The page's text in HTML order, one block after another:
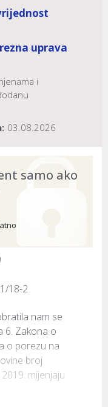
uprava
i
03.08.2026
samo ako
18-2
nam se
6. Zakona o
o porezu na
broj
mijenjaju